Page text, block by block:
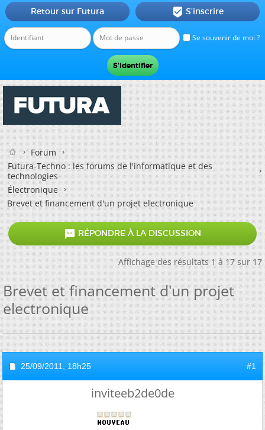
Se souvenir de moi ?
Retour sur Futura  S'inscrire
Forum
Futura-Techno : les forums de l'informatique et des
technologies
Électronique
Brevet et financement d'un projet electronique
 RÉPONDRE À LA DISCUSSION
Affichage des résultats 1 à 17 sur 17
Brevet et financement d'un projet
electronique
25/09/2011, 18h25 #1
inviteeb2de0de